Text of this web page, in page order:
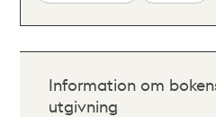
Information om
utgivning